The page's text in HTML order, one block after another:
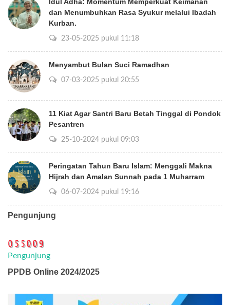
dan Menumbuhkan Rasa Syukur melalui Ibadah
Kurban.
23-05-2025 pukul 11:18
Menyambut Bulan Suci Ramadhan
07-03-2025 pukul 20:55
11 Kiat Agar Santri Baru Betah Tinggal di Pondok
Pesantren
25-10-2024 pukul 09:03
Peringatan Tahun Baru Islam: Menggali Makna
Hijrah dan Amalan Sunnah pada 1 Muharram
06-07-2024 pukul 19:16
Pengunjung
Pengunjung
PPDB Online 2024/2025